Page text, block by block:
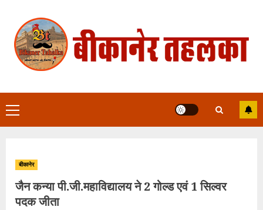
content
Primary
Menu
बीकानेर
जैन कन्या पी.जी.महाविद्यालय ने 2 गोल्ड एवं 1 सिल्वर
पदक जीता